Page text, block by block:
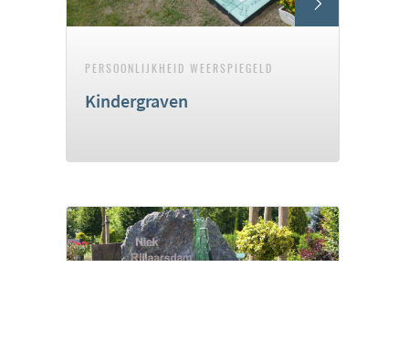
PERSOONLIJKHEID WEERSPIEGELD
Kindergraven